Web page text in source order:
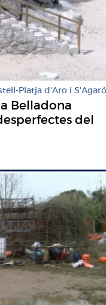
Platja d'Aro i S'Agaró
Belladona
del